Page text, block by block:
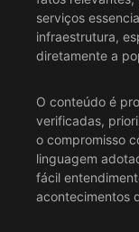
serviços
infraestrutura,
diretamente a
O conteúdo é
verificadas,
o compromisso
linguagem
fácil
acontecimentos